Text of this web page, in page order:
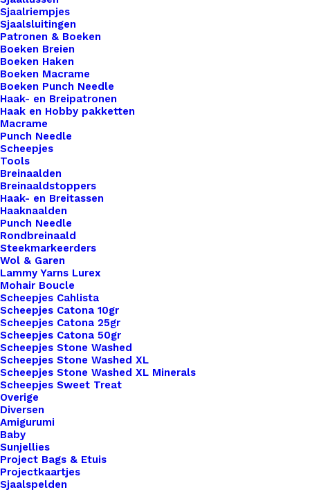
Sjaalriempjes
Sjaalsluitingen
Patronen & Boeken
Boeken Breien
Boeken Haken
Boeken Macrame
Boeken Punch Needle
Haak- en Breipatronen
Haak en Hobby pakketten
Macrame
Punch Needle
Scheepjes
Tools
Breinaalden
Breinaaldstoppers
Haak- en Breitassen
Haaknaalden
Punch Needle
Rondbreinaald
Steekmarkeerders
Wol & Garen
Lammy Yarns Lurex
Mohair Boucle
Scheepjes Cahlista
Scheepjes Catona 10gr
Scheepjes Catona 25gr
Scheepjes Catona 50gr
Scheepjes Stone Washed
Scheepjes Stone Washed XL
Scheepjes Stone Washed XL Minerals
Scheepjes Sweet Treat
Overige
Diversen
Amigurumi
Baby
Sunjellies
Project Bags & Etuis
Projectkaartjes
Sjaalspelden
de rest. Voor de bewuste haak- en breisters onder
ons bieden we ook een assortiment vegan leren
labels aan die volledig diervriendelijk zijn.
Gemaakt van hoogwaardig synthetisch materiaal,
zijn deze labels een milieuvriendelijk alternatief
voor traditioneel leer, zonder concessies te doen
aan stijl of kwaliteit.
11 op voorraad
Made
With
♥
Cognac
Zilver
aantal
Toevoegen aan winkelwagen
Toevoegen aan verlanglijst
Artikelnummer
Categorie Leren Labels
Handmade
Binnen 1-3 werkdagen verzonden
Veilig betalen
Unieke en kwaliteitsproducten
Overzicht